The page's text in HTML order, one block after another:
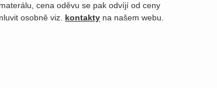
cena oděvu se pak odvíjí od ceny
osobně viz. kontakty na našem webu.